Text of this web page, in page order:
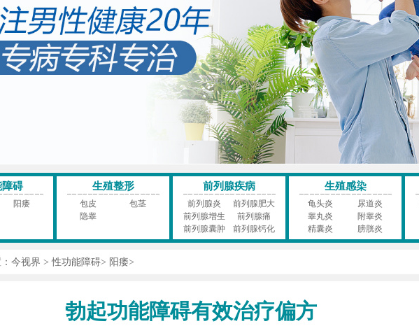
障碍
阳痿
生殖整形
包皮
包茎
隐睾
前列腺疾病
前列腺炎
前列腺肥大
前列腺增生
前列腺痛
前列腺囊肿
前列腺钙化
生殖感染
龟头炎
尿道炎
睾丸炎
附睾炎
精囊炎
膀胱炎
今视界 >性功能障碍> 阳痿>
勃起功能障碍有效治疗偏方